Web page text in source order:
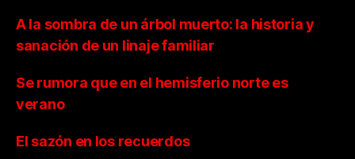
A la sombra de un árbol muerto: la historia y
sanación de un linaje familiar
Se rumora que en el hemisferio norte es
verano
El sazón en los recuerdos